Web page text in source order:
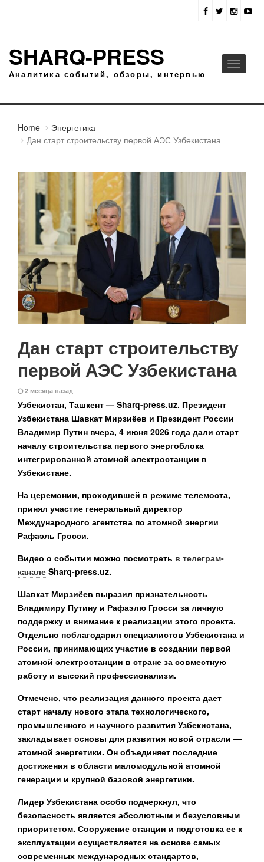
SHARQ-PRESS
Аналитика событий, обзоры, интервью
Toggle
Home
Энергетика
Дан старт строительству первой АЭС Узбекистана
Дан старт строительству
первой АЭС Узбекистана
2 месяца назад
Узбекистан, Ташкент — Sharq-press.uz. Президент
Узбекистана Шавкат Мирзиёев и Президент России
Владимир Путин вчера, 4 июня 2026 года дали старт
началу строительства первого энергоблока
интегрированной атомной электростанции в
Узбекистане.
На церемонии, проходившей в режиме телемоста,
принял участие генеральный директор
Международного агентства по атомной энергии
Рафаэль Гросси.
Видео о событии можно посмотреть в телеграм-
канале Sharq-press.uz.
Шавкат Мирзиёев выразил признательность
Владимиру Путину и Рафаэлю Гросси за личную
поддержку и внимание к реализации этого проекта.
Отдельно поблагодарил специалистов Узбекистана и
России, принимающих участие в создании первой
атомной электростанции в стране за совместную
работу и высокий профессионализм.
Отмечено, что реализация данного проекта дает
старт началу нового этапа технологического,
промышленного и научного развития Узбекистана,
закладывает основы для развития новой отрасли —
атомной энергетики. Он объединяет последние
достижения в области маломодульной атомной
генерации и крупной базовой энергетики.
Лидер Узбекистана особо подчеркнул, что
безопасность является абсолютным и безусловным
приоритетом. Сооружение станции и подготовка ее к
эксплуатации осуществляется на основе самых
современных международных стандартов,